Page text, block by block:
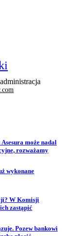
może nadal
rozważamy
wykonane
W Komisji
zastąpić
Pozew bankowi